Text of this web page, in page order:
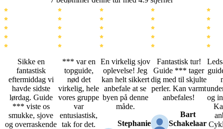
Sikke en
fantastisk
eftermiddag vi
havde sidste
lørdag. Guide
*** viste os
smukke, sjove
og overraskende
*** var en
topguide,
nød det
virkelig, hele
vores gruppe
var
entusiastisk,
tak for det.
En virkelig sjov
oplevelse! Jeg
kan helt sikkert
anbefale at se
byen på denne
måde.
Stephanie
Fantastisk tur!
Guide *** tager
dig med til skjulte
perler. Kan varmt
anbefales!
Bart
Schakelaar
og